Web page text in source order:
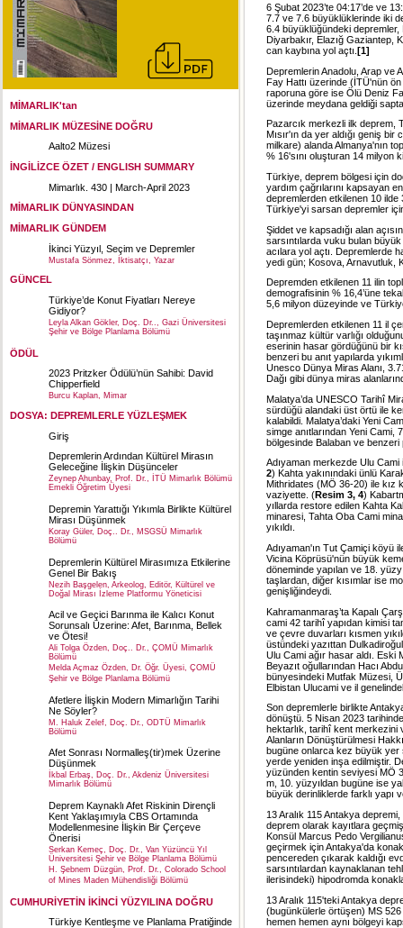
MİMARLIK'tan
MİMARLIK MÜZESİNE DOĞRU
Aalto2 Müzesi
İNGİLİZCE ÖZET / ENGLISH SUMMARY
Mimarlık. 430 | March-April 2023
MİMARLIK DÜNYASINDAN
MİMARLIK GÜNDEM
İkinci Yüzyıl, Seçim ve Depremler
Mustafa Sönmez, İktisatçı, Yazar
GÜNCEL
Türkiye’de Konut Fiyatları Nereye
Gidiyor?
Leyla Alkan Gökler, Doç. Dr.., Gazi Üniversitesi
Şehir ve Bölge Planlama Bölümü
ÖDÜL
2023 Pritzker Ödülü’nün Sahibi: David
Chipperfield
Burcu Kaplan, Mimar
DOSYA: DEPREMLERLE YÜZLEŞMEK
Giriş
Depremlerin Ardından Kültürel Mirasın
Geleceğine İlişkin Düşünceler
Zeynep Ahunbay, Prof. Dr., İTÜ Mimarlık Bölümü
Emekli Öğretim Üyesi
Depremin Yarattığı Yıkımla Birlikte Kültürel
Mirası Düşünmek
Koray Güler, Doç.. Dr., MSGSÜ Mimarlık
Bölümü
Depremlerin Kültürel Mirasımıza Etkilerine
Genel Bir Bakış
Nezih Başgelen, Arkeolog, Editör, Kültürel ve
Doğal Mirası İzleme Platformu Yöneticisi
Acil ve Geçici Barınma ile Kalıcı Konut
Sorunsalı Üzerine: Afet, Barınma, Bellek
ve Ötesi!
Ali Tolga Özden, Doç.. Dr., ÇOMÜ Mimarlık
Bölümü
Melda Açmaz Özden, Dr. Öğr. Üyesi, ÇOMÜ
Şehir ve Bölge Planlama Bölümü
Afetlere İlişkin Modern Mimarlığın Tarihi
Ne Söyler?
M. Haluk Zelef, Doç. Dr., ODTÜ Mimarlık
Bölümü
Afet Sonrası Normalleş(tir)mek Üzerine
Düşünmek
İkbal Erbaş, Doç. Dr., Akdeniz Üniversitesi
Mimarlık Bölümü
Deprem Kaynaklı Afet Riskinin Dirençli
Kent Yaklaşımıyla CBS Ortamında
Modellenmesine İlişkin Bir Çerçeve
Önerisi
Serkan Kemeç, Doç. Dr., Van Yüzüncü Yıl
Üniversitesi Şehir ve Bölge Planlama Bölümü
H. Şebnem Düzgün, Prof. Dr., Colorado School
of Mines Maden Mühendisliği Bölümü
CUMHURİYETİN İKİNCİ YÜZYILINA DOĞRU
Türkiye Kentleşme ve Planlama Pratiğinde
6 Şubat 2023’te 04:17’de ve
7.7 ve 7.6 büyüklüklerinde iki
6.4 büyüklüğündeki
Diyarbakır, Elazığ Gaziantep,
can kaybına yol açtı. [1]
Depremlerin Anadolu, Arap ve
Fay Hattı üzerinde (İTÜ'nün
raporuna göre ise Ölü Deniz
üzerinde meydana geldiği
Pazarcık merkezli ilk deprem,
Mısır'ın da yer aldığı geniş
milkare) alanda Almanya'nın
% 16'sını oluşturan 14 milyon
Türkiye, deprem bölgesi için
yardım çağrılarını kapsayan
depremlerden etkilenen 10
Türkiye'yi sarsan depremler
Şiddet ve kapsadığı alan
sarsıntılarda vuku bulan
acılara yol açtı. Depremlerde
yedi gün; Kosova, Arnavutluk,
Depremden etkilenen 11 ilin
demografisinin % 16,4’üne
5,6 milyon düzeyinde ve
Depremlerden etkilenen 11 il
taşınmaz kültür varlığı
eserinin hasar gördüğünü bir
benzeri bu anıt yapılarda
Unesco Dünya Miras Alanı,
Dağı gibi dünya miras
Malatya’da UNESCO Tarihî
sürdüğü alandaki üst örtü ile
kalabildi. Malatya’daki Yeni
simge anıtlarından Yeni Cami,
bölgesinde Balaban ve
Adıyaman merkezde Ulu Cami
2) Kahta yakınındaki ünlü
Mithridates (MÖ 36-20) ile kız
vaziyette. (Resim 3, 4)
yıllarda restore edilen Kahta
minaresi, Tahta Oba Cami
yıkıldı.
Adıyaman'ın Tut Çamiçi köyü
Vicina Köprüsü'nün büyük
döneminde yapılan ve 18.
taşlardan, diğer kısımlar ise
genişliğindeydi.
Kahramanmaraş’ta Kapalı
cami 42 tarihî yapıdan kimisi
ve çevre duvarları kısmen
üstündeki yazıttan
Ulu Cami ağır hasar aldı.
Beyazıt oğullarından Hacı
bünyesindeki Mutfak Müzesi,
Elbistan Ulucami ve il
Son depremlerle birlikte
dönüştü. 5 Nisan 2023
hektarlık, tarihî kent merkezini
Alanların Dönüştürülmesi
bugüne onlarca kez büyük yer
yerde yeniden inşa edilmiştir.
yüzünden kentin seviyesi MÖ
m, 10. yüzyıldan bugüne ise
büyük derinliklerde farklı yapı
13 Aralık 115 Antakya
deprem olarak kayıtlara
Konsül Marcus Pedo
geçirmek için Antakya'da
pencereden çıkarak kaldığı
sarsıntılardan kaynaklanan
ilerisindeki) hipodromda
13 Aralık 115'teki Antakya
(bugünkülerle örtüşen) MS 526
hemen hemen aynı bölgeyi